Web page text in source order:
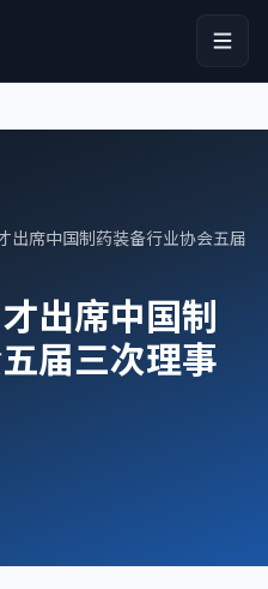
出席中国制药装备行业协会五届
出席中国制
届三次理事